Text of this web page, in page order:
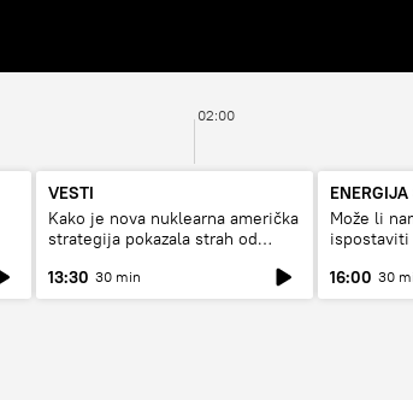
02:00
VESTI
Kako je nova nuklearna američka
strategija pokazala strah od
13:30 30 min
Može li
ispostaviti
16:00 30